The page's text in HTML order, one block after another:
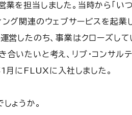
を担当しました。当時から「い
グ関連のウェブサービスを起業
営したのち、事業はクローズして
いたいと考え、リブ・コンサル
にFLUXに入社しました。
ょうか。